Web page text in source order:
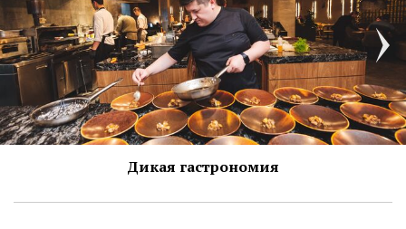
Дикая гастрономия